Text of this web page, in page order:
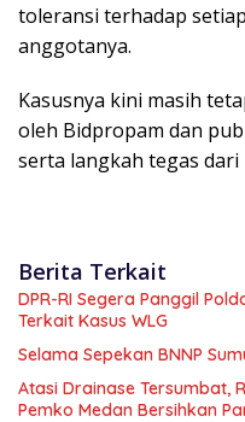
toleransi terhadap
anggotanya.
Kasusnya kini masih
oleh Bidpropam dan
serta langkah tegas dari
Berita Terkait
DPR-RI Segera Panggil
Terkait Kasus WLG
Selama Sepekan BNNP
Atasi Drainase Tersumbat,
Pemko Medan Bersihkan